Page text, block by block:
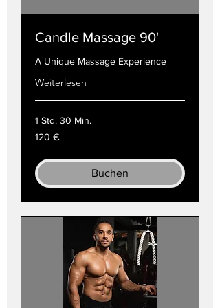
Candle Massage 90'
A Unique Massage Experience
Weiterlesen
1 Std. 30 Min.
120
Euro
120 €
Buchen